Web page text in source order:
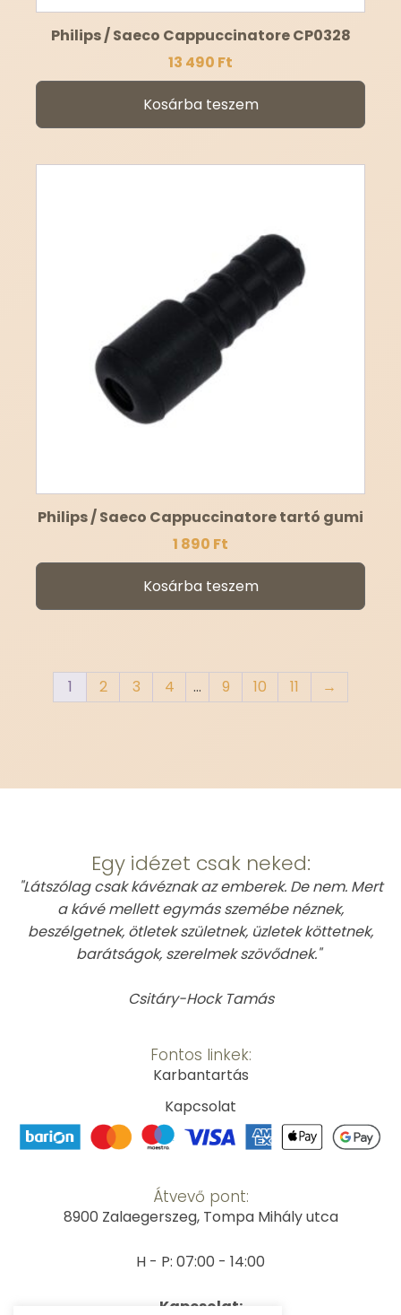
Philips / Saeco Cappuccinatore CP0328
13 490 Ft
Kosárba teszem
Philips / Saeco Cappuccinatore tartó gumi
1 890 Ft
Kosárba teszem
1 2 3 4 … 9 10 11 →
Egy idézet csak neked:
"Látszólag csak kávéznak az emberek. De nem. Mert
a kávé mellett egymás szemébe néznek,
beszélgetnek, ötletek születnek, üzletek köttetnek,
barátságok, szerelmek szövődnek."
Csitáry-Hock Tamás
Fontos linkek:
Karbantartás
Kapcsolat
Átvevő pont:
8900 Zalaegerszeg, Tompa Mihály utca
H - P: 07:00 - 14:00
Kapcsolat: